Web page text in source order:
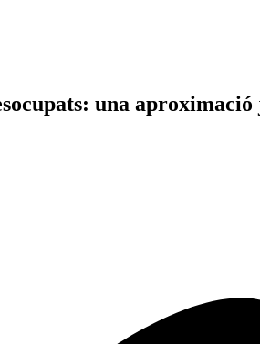
una